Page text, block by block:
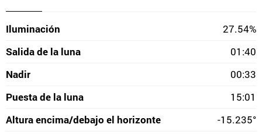
Iluminación
27.54%
Salida de la luna
01:40
Nadir
00:33
Puesta de la luna
15:01
Altura encima/debajo el horizonte
-15.235°